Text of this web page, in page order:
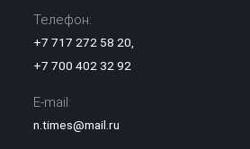
Телефон:
+7 717 272 58 20,
+7 700 402 32 92
E-mail:
n.times@mail.ru